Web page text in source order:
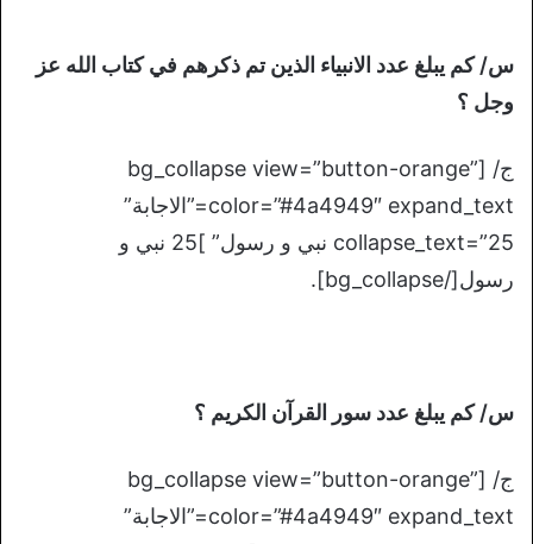
س/ كم يبلغ عدد الانبياء الذين تم ذكرهم في كتاب الله عز
وجل ؟
ج/ [bg_collapse view=”button-orange”
color=”#4a4949″ expand_text=”الاجابة”
collapse_text=”25 نبي و رسول” ]25 نبي و
رسول[/bg_collapse].
س/ كم يبلغ عدد سور القرآن الكريم ؟
ج/ [bg_collapse view=”button-orange”
color=”#4a4949″ expand_text=”الاجابة”